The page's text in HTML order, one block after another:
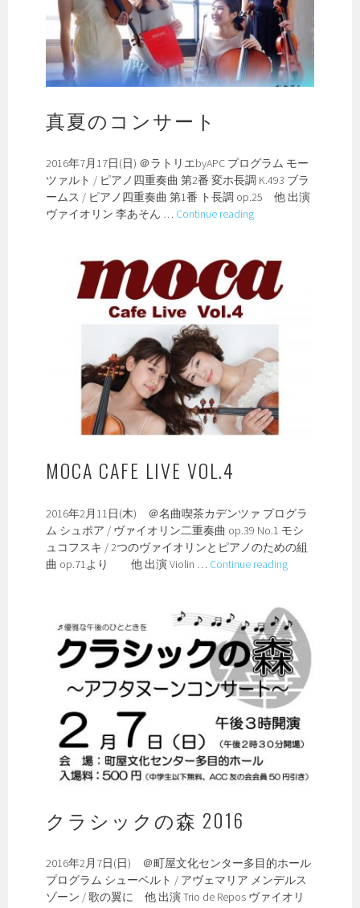
真夏のコンサート
2016年7月17日(日) ＠ラトリエbyAPC プログラム モー
ツァルト / ピアノ四重奏曲 第2番 変ホ長調 K.493 ブラ
ームス / ピアノ四重奏曲 第1番 ト長調 op.25 他 出演
ヴァイオリン 李あそん … Continue reading真
コ
ン
サ
MOCA CAFE LIVE VOL.4
2016年2月11日(木) ＠名曲喫茶カデンツァ プログラ
ム シュポア / ヴァイオリン二重奏曲 op.39 No.1 モシ
ュコフスキ / 2つのヴァイオリンとピアノのための組
曲 op.71より 他 出演 Violin … Continue readingmoca
vol.4
クラシックの森 2016
2016年2月7日(日) ＠町屋文化センター多目的ホール
プログラム シューベルト / アヴェマリア メンデルス
ゾーン / 歌の翼に 他 出演 Trio de Repos ヴァイオリ